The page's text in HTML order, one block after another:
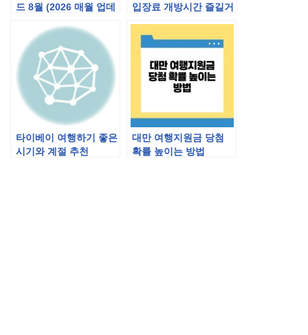
드 8월 (2026 매월 업데
입장료 개방시간 즐길거
터우 여행)
타이베이 여행하기 좋은
시기와 계절 추천
대만 여행지원금 당첨
확률 높이는 방법